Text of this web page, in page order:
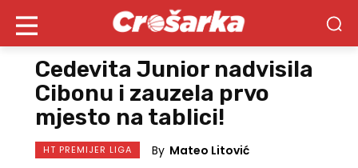
Cedevita Junior nadvisila
Cibonu i zauzela prvo
mjesto na tablici!
HT PREMIJER LIGA By Mateo Litović